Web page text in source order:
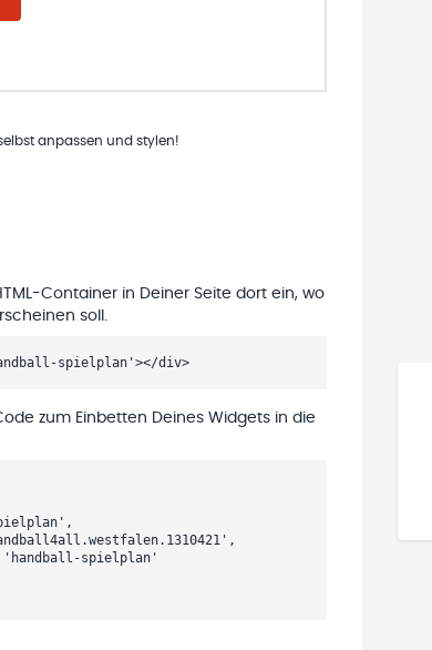
anpassen und stylen!
Container in Deiner Seite dort ein, wo
soll.
spielplan'></div>
zum Einbetten Deines Widgets in die
spielplan'